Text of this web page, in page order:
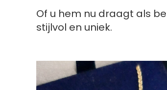
Of u hem nu draagt als
stijlvol en uniek.